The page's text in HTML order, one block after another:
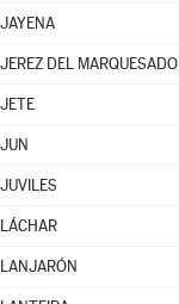
JAYENA
JEREZ DEL MARQUESADO
JETE
JUN
JUVILES
LÁCHAR
LANJARÓN